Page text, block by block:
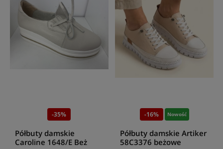
-35%
Półbuty damskie
Caroline 1648/E Beż
-16% Nowość
Półbuty damskie Artiker
58C3376 beżowe